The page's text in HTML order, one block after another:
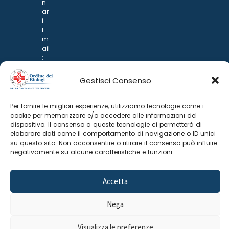
Gestisci Consenso
Per fornire le migliori esperienze, utilizziamo tecnologie come i
cookie per memorizzare e/o accedere alle informazioni del
dispositivo. Il consenso a queste tecnologie ci permetterà di
elaborare dati come il comportamento di navigazione o ID unici
su questo sito. Non acconsentire o ritirare il consenso può influire
negativamente su alcune caratteristiche e funzioni.
Accetta
Nega
Visualizza le preferenze
n
ar
i
E
m
ail
:
d
@
o
n
ar
i.it